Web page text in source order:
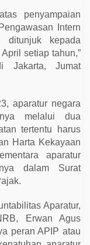
penyampaian
Intern
ditunjuk kepada
setiap tahun,”
Jakarta, Jumat
aparatur negara
melalui dua
tertentu harus
Harta Kekayaan
aparatur
dalam Surat
Aparatur,
Erwan Agus
peran APIP atau